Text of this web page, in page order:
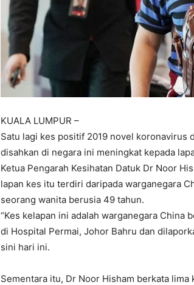
KUALA LUMPUR –
Satu lagi kes positif 2019 novel koronavirus
disahkan di negara ini meningkat kepada
Ketua Pengarah Kesihatan Datuk Dr Noor
lapan kes itu terdiri daripada warganegara
seorang wanita berusia 49 tahun.
“Kes kelapan ini adalah warganegara China
di Hospital Permai, Johor Bahru dan
sini hari ini.
Sementara itu, Dr Noor Hisham berkata